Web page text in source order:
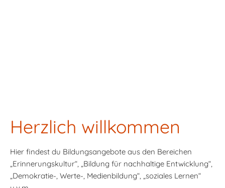
Herzlich willkommen
Hier findest du Bildungsangebote aus den Bereichen
„Erinnerungskultur“, „Bildung für nachhaltige Entwicklung“,
„Demokratie-, Werte-, Medienbildung“, „soziales Lernen“